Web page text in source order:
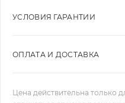
УСЛОВИЯ ГАРАНТИИ
ОПЛАТА И ДОСТАВКА
Цена действительна только